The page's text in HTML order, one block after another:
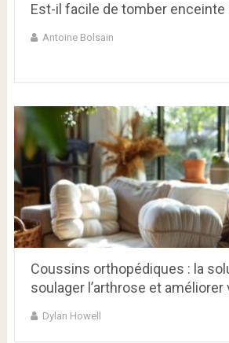
Est-il facile de tomber enceinte
Antoine Bolsain
Coussins orthopédiques : la
soulager l’arthrose et
Dylan Howell